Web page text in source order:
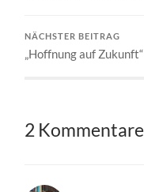
NÄCHSTER BEITRAG
„Hoffnung auf Zukunft“
2 Kommentare